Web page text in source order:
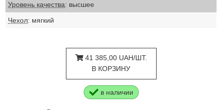
Уровень качества: высшее
Чехол: мягкий
41 385,00 UAH/ШТ.
В КОРЗИНУ
в наличии